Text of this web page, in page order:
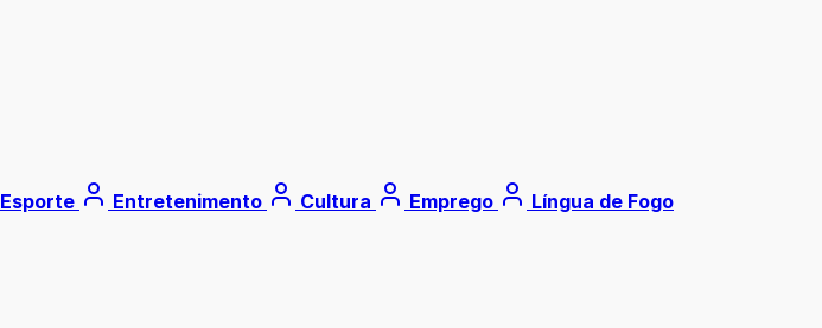
Esporte Entretenimento Cultura Emprego Língua de Fogo